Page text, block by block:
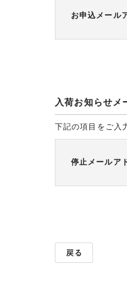
お申込メール
入荷お知らせメ
下記の項目をご入
停止メールア